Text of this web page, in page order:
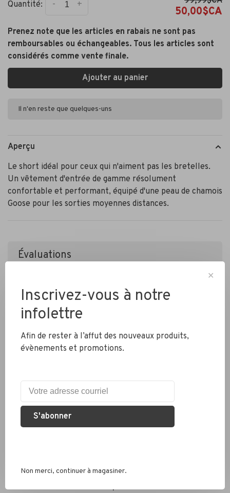
Quantité: +
-
50,00$CA
Prenez note que les articles en rabais ne sont pas
remboursables ou échangeables. Tous les articles sont
considérés comme vente finale.
Ajouter au panier
Il n'en reste que quelques-uns
Aperçu
Le short idéal pour ceux qui n'aiment pas les bretelles.
Un vêtement d'entrée de gamme résolument
confortable et performant, équipé d'une peau de chamois
Goose pour les sorties moyennes distances.
Évaluations
Ajouter un avis
Livraison partout au Canada
Éco responsable
✕
Inscrivez-vous à notre
infolettre
Afin de rester à l’affut des nouveaux produits,
évènements et promotions.
S'abonner
Non merci, continuer à magasiner.